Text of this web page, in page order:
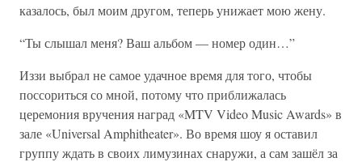
казалось, был моим другом, теперь унижает мою жену.
“Ты слышал меня? Ваш альбом — номер один…”
Иззи выбрал не самое удачное время для того, чтобы
поссориться со мной, потому что приближалась
церемония вручения наград «MTV Video Music Awards» в
зале «Universal Amphitheater». Во время шоу я оставил
группу ждать в своих лимузинах снаружи, а сам зашёл за